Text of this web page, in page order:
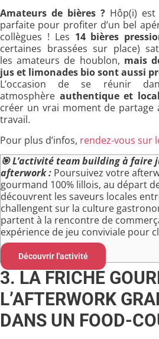
Amateurs de bières ? Hôp(i) est
parfaite pour profiter d’un bel
collègues ! Les 14 bières
certaines brassées sur place)
les amateurs de houblon, mais
jus et limonades bio sont aussi
L’occasion de se réunir
atmosphère authentique et
créer un vrai moment de partage
travail.
Pour plus d’infos, rendez-vous sur
🎯L’activité team building à faire
afterwork : Poursuivez votre
gourmand 100% lillois, au départ
découvrent les saveurs locales
challengent sur la culture
partent à la rencontre de
expérience de jeu conviviale pour
Découvrir l'activité
3. LA FRICHE
L’AFTERWORK
DANS UN FOOD-